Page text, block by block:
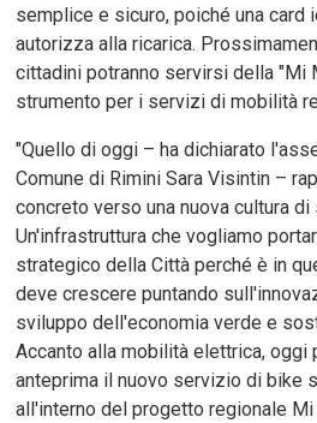
semplice e sicuro, poiché una card
autorizza alla ricarica.
cittadini potranno servirsi della "Mi
strumento per i servizi di mobilità
"Quello di oggi – ha dichiarato
Comune di Rimini Sara Visintin –
concreto verso una nuova cultura
Un'infrastruttura che vogliamo
strategico della Città perché è in
deve crescere puntando
sviluppo dell'economia verde e
Accanto alla mobilità elettrica, oggi
anteprima il nuovo servizio di bike
all'interno del progetto regionale